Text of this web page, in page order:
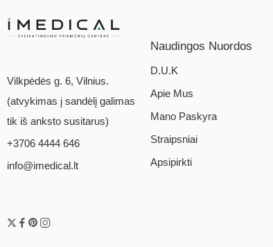
Vilkpėdės g. 6, Vilnius.
(atvykimas į sandėlį galimas
tik iš anksto susitarus)
+3706 4444 646
info@imedical.lt
Naudingos Nuordos
D.U.K
Apie Mus
Mano Paskyra
Straipsniai
Apsipirkti